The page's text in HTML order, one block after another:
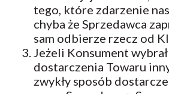
tego, które zdarzenie
chyba że Sprzedawca
sam odbierze rzecz od
Jeżeli Konsument
dostarczenia Towaru
zwykły sposób